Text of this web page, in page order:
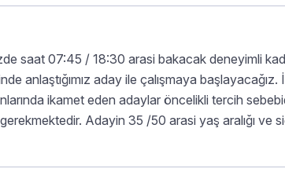
saat 07:45 / 18:30 arasi bakacak deneyimli
anlaştığımız aday ile çalışmaya
ikamet eden adaylar öncelikli tercih
Adayin 35 /50 arasi yaş aralığı ve